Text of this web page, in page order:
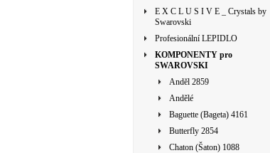
E X C L U S I V E _ Crystals by
Swarovski
Profesionální LEPIDLO
KOMPONENTY pro
SWAROVSKI
Anděl 2859
Andělé
Baguette (Bageta) 4161
Butterfly 2854
Chaton (Šaton) 1088